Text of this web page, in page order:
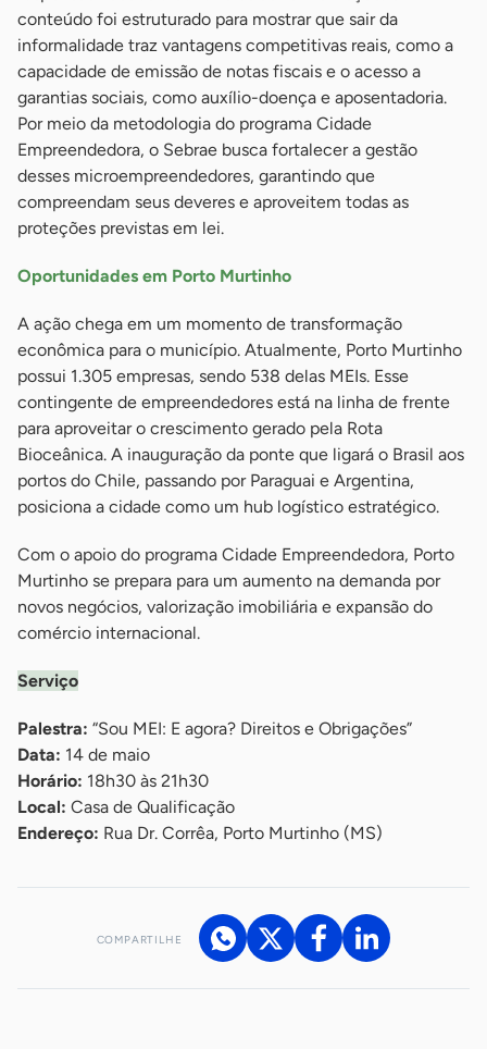
conteúdo foi estruturado para mostrar que sair da
informalidade traz vantagens competitivas reais, como a
capacidade de emissão de notas fiscais e o acesso a
garantias sociais, como auxílio-doença e aposentadoria.
Por meio da metodologia do programa Cidade
Empreendedora, o Sebrae busca fortalecer a gestão
desses microempreendedores, garantindo que
compreendam seus deveres e aproveitem todas as
proteções previstas em lei.
Oportunidades em Porto Murtinho
A ação chega em um momento de transformação
econômica para o município. Atualmente, Porto Murtinho
possui 1.305 empresas, sendo 538 delas MEIs. Esse
contingente de empreendedores está na linha de frente
para aproveitar o crescimento gerado pela Rota
Bioceânica. A inauguração da ponte que ligará o Brasil aos
portos do Chile, passando por Paraguai e Argentina,
posiciona a cidade como um hub logístico estratégico.
Com o apoio do programa Cidade Empreendedora, Porto
Murtinho se prepara para um aumento na demanda por
novos negócios, valorização imobiliária e expansão do
comércio internacional.
Serviço
Palestra: “Sou MEI: E agora? Direitos e Obrigações”
Data: 14 de maio
Horário: 18h30 às 21h30
Local: Casa de Qualificação
Endereço: Rua Dr. Corrêa, Porto Murtinho (MS)
COMPARTILHE